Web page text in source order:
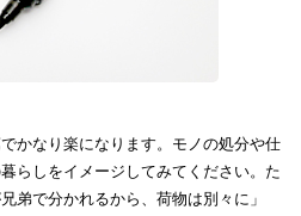
かなり楽になります。モノの処分や仕
らしをイメージしてみてください。た
弟で分かれるから、荷物は別々に」